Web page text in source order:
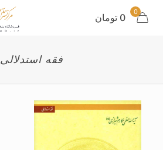
0 0 تومان
فقه استدلالی